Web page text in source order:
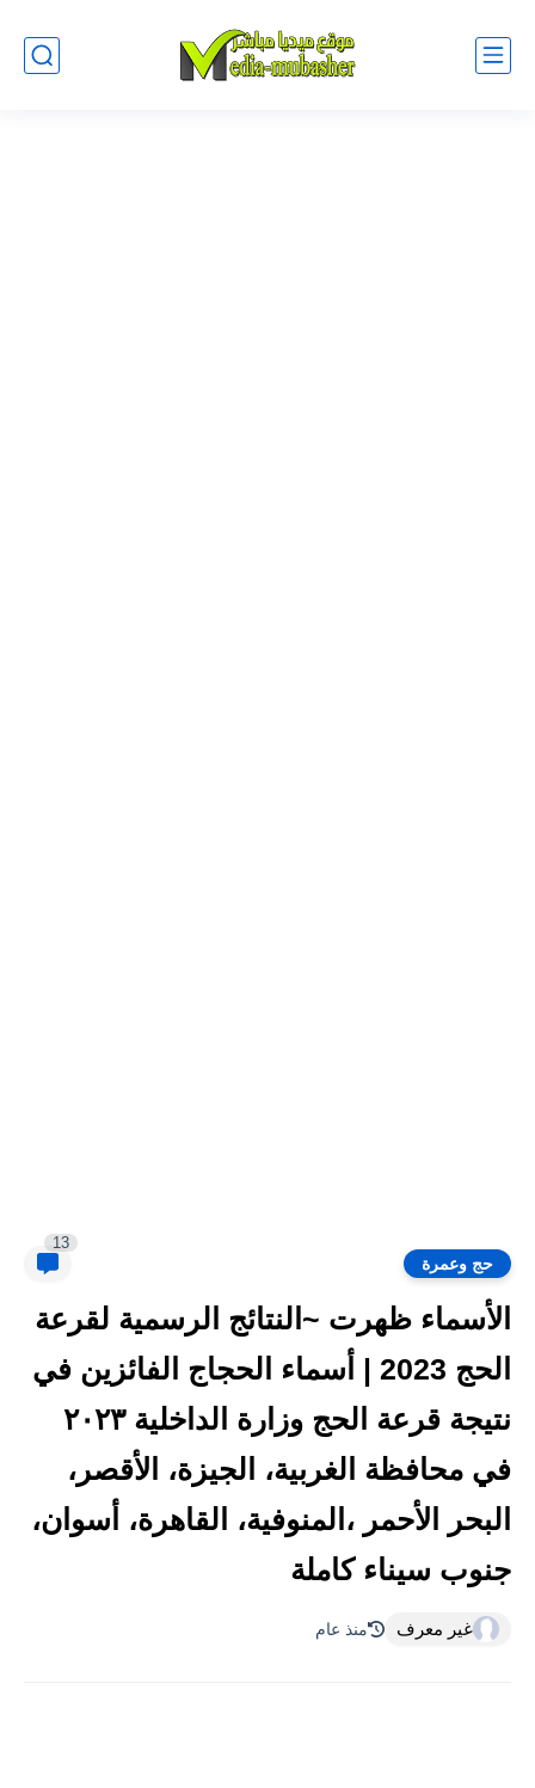
حج وعمرة
13
الأسماء ظهرت ~النتائج الرسمية لقرعة
الحج 2023 | أسماء الحجاج الفائزين في
نتيجة قرعة الحج وزارة الداخلية ٢٠٢٣
في محافظة الغربية، الجيزة، الأقصر،
البحر الأحمر ،المنوفية، القاهرة، أسوان،
جنوب سيناء كاملة
غير معرف منذ عام